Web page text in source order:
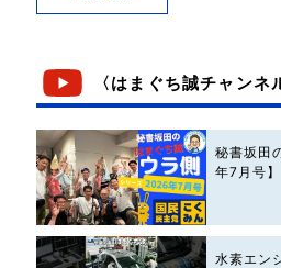
〈はまぐち誠チャン
秘書坂田
年7月号】
水素エン